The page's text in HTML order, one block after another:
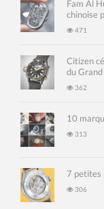
Fam Al
chinoise
471
Citizen
du
362
10
313
7 petites
306